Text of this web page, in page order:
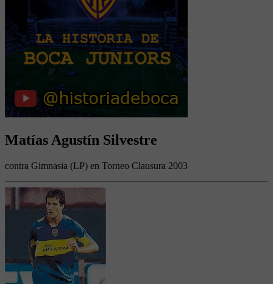
Matías Agustín Silvestre
contra Gimnasia (LP) en Torneo Clausura 2003